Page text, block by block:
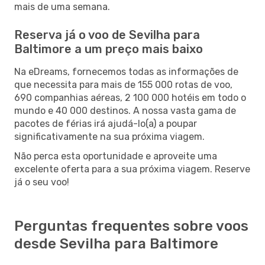
mais de uma semana.
Reserva já o voo de Sevilha para
Baltimore a um preço mais baixo
Na eDreams, fornecemos todas as informações de
que necessita para mais de 155 000 rotas de voo,
690 companhias aéreas, 2 100 000 hotéis em todo o
mundo e 40 000 destinos. A nossa vasta gama de
pacotes de férias irá ajudá-lo(a) a poupar
significativamente na sua próxima viagem.
Não perca esta oportunidade e aproveite uma
excelente oferta para a sua próxima viagem. Reserve
já o seu voo!
Perguntas frequentes sobre voos
desde Sevilha para Baltimore